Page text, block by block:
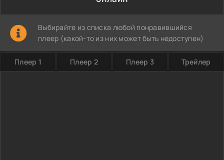
Выбирайте из списка любой понравившийся
плеер (какой-то из них может быть недоступен)
Плеер 1 Плеер 2 Плеер 3 Трейлер